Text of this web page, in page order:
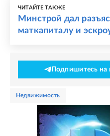
ЧИТАЙТЕ ТАКЖЕ
Минстрой дал
маткапиталу и
Подпишитесь на
недвижимость